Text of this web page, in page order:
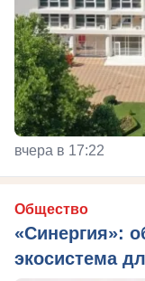
вчера в 17:22
Общество
«Синергия»:
экосистема